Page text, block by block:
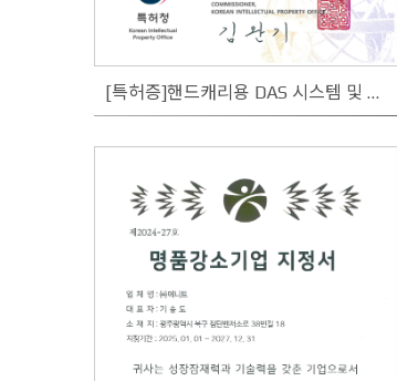
[특허증]핸드캐리용 DAS 시스템 및 이의 운용 방법